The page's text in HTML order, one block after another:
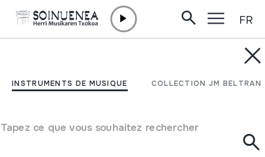
INSTRUMENTS DE MUSIQUE COLLECTION JM BELTRAN
Tapez ce que vous souhaitez rechercher
FR
Música tremprana;
Cachuas; Songs and